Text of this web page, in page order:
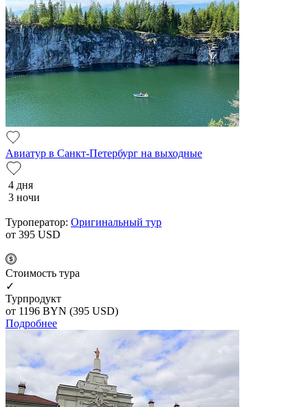
Авиатур в Санкт-Петербург на выходные
4 дня
3 ночи
Туроператор: Оригинальный тур
от 395 USD
Cтоимость тура
✓
Турпродукт
от 1196 BYN (395 USD)
Подробнее